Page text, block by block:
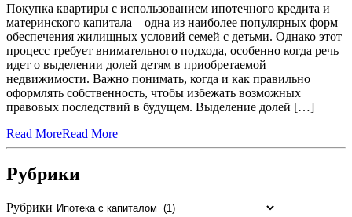
Покупка квартиры с использованием ипотечного кредита и
материнского капитала – одна из наиболее популярных форм
обеспечения жилищных условий семей с детьми. Однако этот
процесс требует внимательного подхода, особенно когда речь
идет о выделении долей детям в приобретаемой
недвижимости. Важно понимать, когда и как правильно
оформлять собственность, чтобы избежать возможных
правовых последствий в будущем. Выделение долей […]
Read MoreRead More
Рубрики
Рубрики